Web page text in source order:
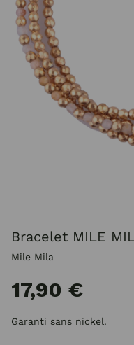
Bracelet MILE
Mile Mila
17,90 €
Garanti sans nickel.